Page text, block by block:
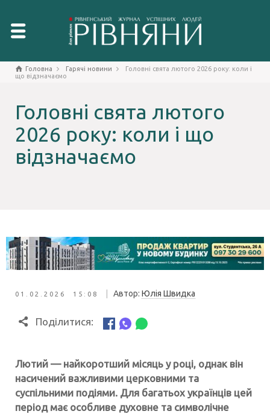
Головна Гарячі новини
Головні свята лютого 2026 року: коли і
що відзначаємо
Головні свята лютого
2026 року: коли і що
відзначаємо
01.02.2026 15:08 Автор: Юлія Швидка
Поділитися:
Лютий — найкоротший місяць у році, однак він
насичений важливими церковними та
суспільними подіями. Для багатьох українців цей
період має особливе духовне та символічне